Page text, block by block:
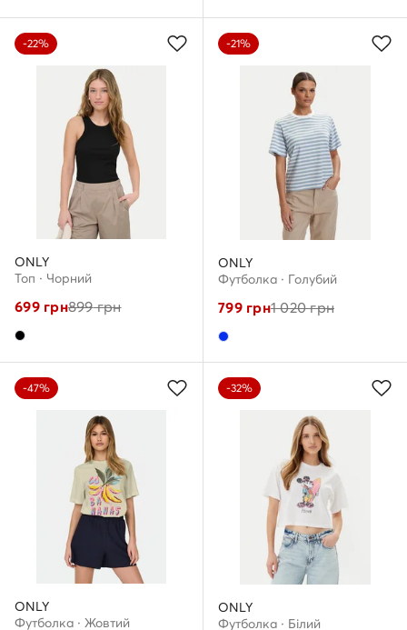
-22%
ONLY
Топ · Чорний
699грн899грн
-21%
ONLY
Футболка · Голубий
799грн1 020грн
-47%
ONLY
Футболка · Жовтий
-32%
ONLY
Футболка · Білий